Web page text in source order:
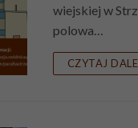
wiejskiej w
polowa…
CZYTAJ